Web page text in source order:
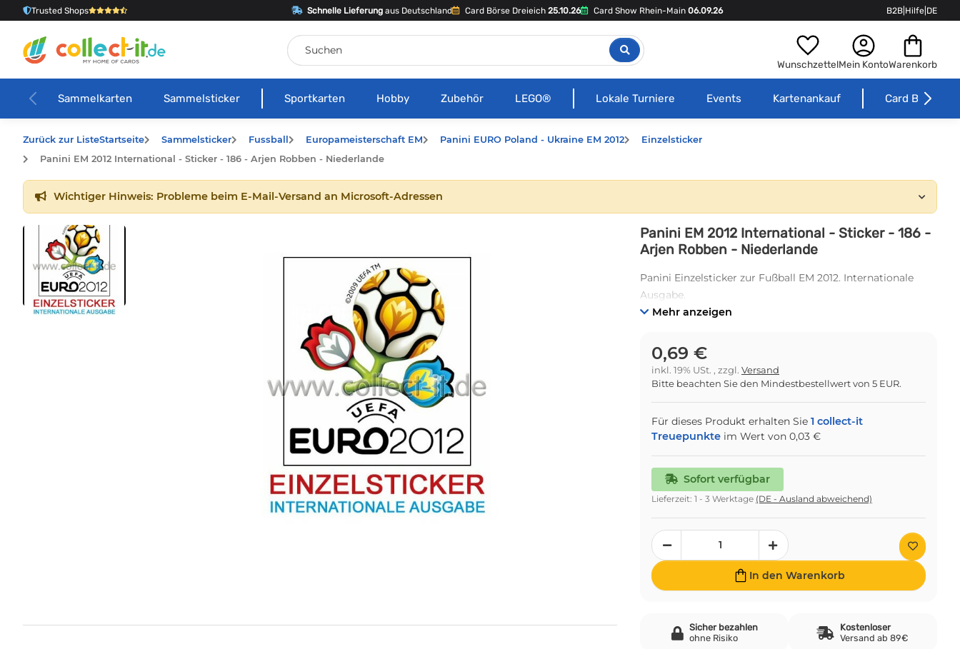
Trusted Shops Schnelle Lieferungaus Deutschland Card Börse Dreieich 25.10.26 Card Show Rhein-Main 06.09.26 B2B Hilfe DE
WunschzettelMein KontoWarenkorb
Sammelkarten Sammelsticker Sportkarten Hobby Zubehör LEGO® Lokale Turniere Events Kartenankauf Card Börse
Zurück zur ListeStartseite Sammelsticker Fussball Europameisterschaft EM Panini EURO Poland - Ukraine EM 2012
Einzelsticker
Panini EM 2012 International - Sticker - 186 - Arjen Robben - Niederlande
Wichtiger Hinweis: Probleme beim E-Mail-Versand an Microsoft-Adressen
Panini EM 2012 International - Sticker - 186 -
Arjen Robben - Niederlande
Panini Einzelsticker zur Fußball EM 2012. Internationale
Ausgabe.
Mehr anzeigen
0,69 €
inkl. 19% USt. , zzgl. Versand
Bitte beachten Sie den Mindestbestellwert von 5 EUR.
Für dieses Produkt erhalten Sie 1 collect-it
Treuepunkte im Wert von 0,03 €
Sofort verfügbar
Lieferzeit: 1 - 3 Werktage (DE - Ausland abweichend)
In den Warenkorb
Sicher bezahlen
ohne Risiko
Kostenloser
Versand ab 89€